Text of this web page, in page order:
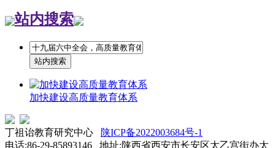
站内搜索
加快建设高质量教育体系
丁祖诒教育研究中心
陕ICP备2022003684号-1
电话:86-29-85893146 地址:陕西省西安市长安区太乙宫街办太